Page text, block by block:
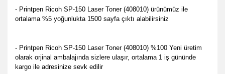
- Printpen Ricoh SP-150 Laser Toner (408010) ürünümüz ile
ortalama %5 yoğunlukta 1500 sayfa çıktı alabilirsiniz
- Printpen Ricoh SP-150 Laser Toner (408010) %100 Yeni üretim
olarak orjinal ambalajında sizlere ulaşır, ortalama 1 iş gününde
kargo ile adresinize sevk edilir